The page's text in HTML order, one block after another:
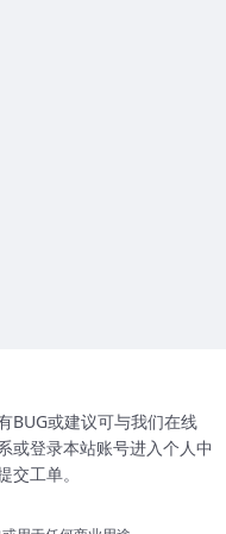
BUG或建议可与我们在线
或登录本站账号进入个人中
交工单。